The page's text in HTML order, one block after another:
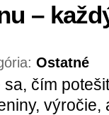
–
Ostatné
sa, čím
výročie,